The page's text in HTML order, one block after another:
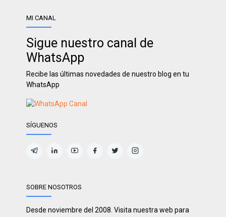
MI CANAL
Sigue nuestro canal de
WhatsApp
Recibe las últimas novedades de nuestro blog en tu
WhatsApp
SÍGUENOS
SOBRE NOSOTROS
Desde noviembre del 2008. Visita nuestra web para